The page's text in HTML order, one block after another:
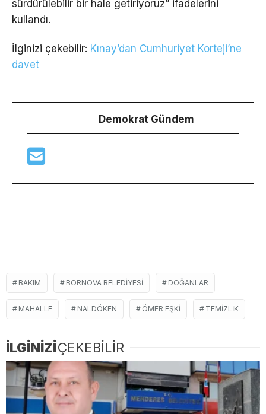
sürdürülebilir bir hale getiriyoruz” ifadelerini
kullandı.
İlginizi çekebilir: Kınay’dan Cumhuriyet Korteji’ne
davet
Demokrat Gündem
BAKIM BORNOVA BELEDIYESI DOĞANLAR
MAHALLE NALDÖKEN ÖMER EŞKI TEMIZLIK
İLGİNİZİÇEKEBİLİR